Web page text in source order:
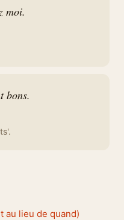
moi.
bons.
au lieu de quand)